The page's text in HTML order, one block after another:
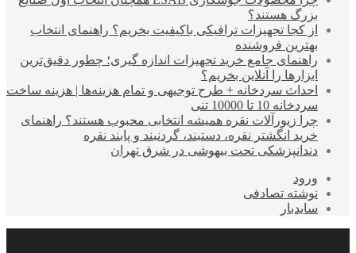
بزرگ هستند؟
از کجا تجهیزات ترافیکی باکیفیت بخریم؟ راهنمای انتخاب
بهترین فروشنده
راهنمای جامع خرید تجهیزات اندازه گیری؛ چطور دقیق‌ترین
ابزارها را آنلاین بخریم؟
احداث سردخانه + طرح توجیهی و تمام هزینه‌ها | هزینه ساخت
سردخانه 10 تا 10000 تنی
چرا زیورآلات نقره همیشه انتخابی محبوب هستند؟ راهنمای
خرید انگشتر نقره، دستبند، گردنبند و پابند نقره
دندانپزشکی تحت بیهوشی در شرق تهران
ورود
نوشته تصادفی
سایدبار